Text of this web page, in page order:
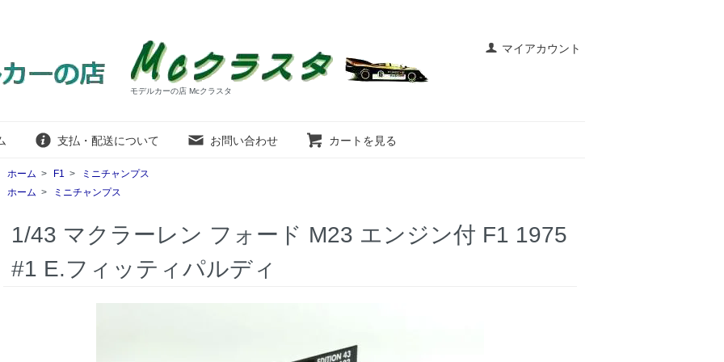
マイアカウント
モデルカーの店 Mcクラスタ
支払・配送について お問い合わせ カートを見る
ホーム > F1 >
ミニチャンプス
ホーム > ミニチャンプス
1/43 マクラーレン フォード M23 エンジン付 F1 1975
#1 E.フィッティパルディ